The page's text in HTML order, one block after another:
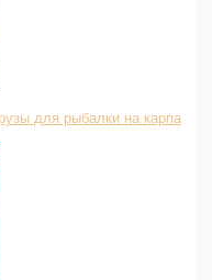
для рыбалки на карпа